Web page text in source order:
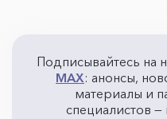
Подписывайтесь на
MAX: анонсы,
материалы и
специалистов